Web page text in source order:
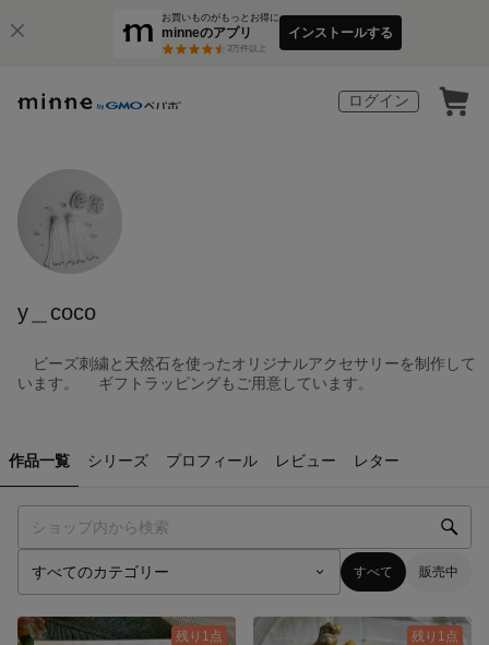
お買いものがもっとお得に
minneのアプリ
3万件以上
インストールする
ログイン
y＿coco
ビーズ刺繍と天然石を使ったオリジナルアクセサリーを制作して
います。 ギフトラッピングもご用意しています。
作品一覧 シリーズ プロフィール レビュー レター
すべて 販売中
残り1点 残り1点